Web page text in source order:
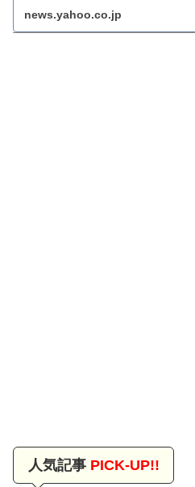
news.yahoo.co.jp
人気記事PICK-UP!!